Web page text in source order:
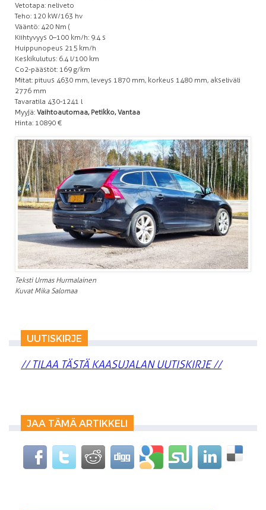
Vetotapa: neliveto
Teho: 120 kW/163 hv
Vääntö: 420 Nm (
Kiihtyvyys 0–100 km/h: 9.4 s
Huippunopeus 215 km/h
Keskikulutus: 6.4 l/100 km
Co2-päästöt: 169 g/km
Mitat: pituus 4630 mm, leveys 1870 mm, korkeus 1480 mm, akseliväli
2776 mm
Tavaratila 430-1241 l
Myyjä: Vaihtoautomaa, Petikko, Vantaa
Hinta: 10890 €
Teksti Urmas Hurmalainen
Kuvat Mika Salomaa
UUTISKIRJE
// TILAA TÄSTÄ KAASUJALAN UUTISKIRJE //
JAA TÄMÄ ARTIKKELI